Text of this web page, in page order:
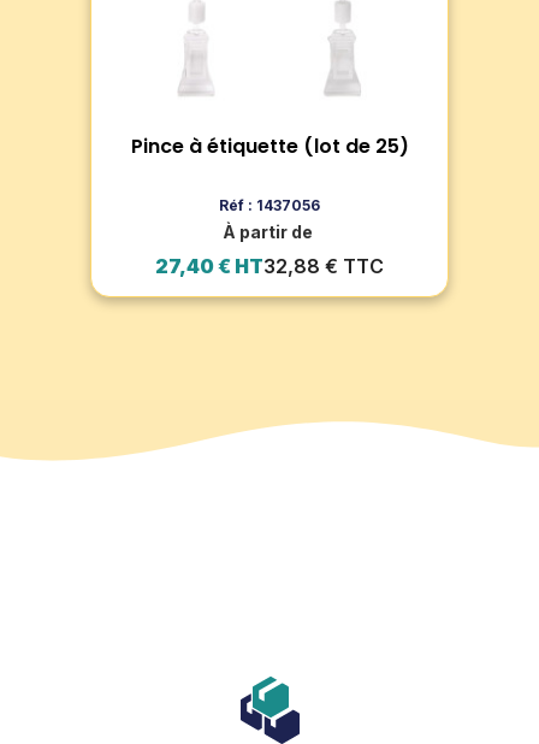
contact alimentaire.
Pince à étiquette (lot de 25)
Réf : 1437056
À partir de
27,40 € HT32,88 € TTC
Voir le produit
Ajouter au panier